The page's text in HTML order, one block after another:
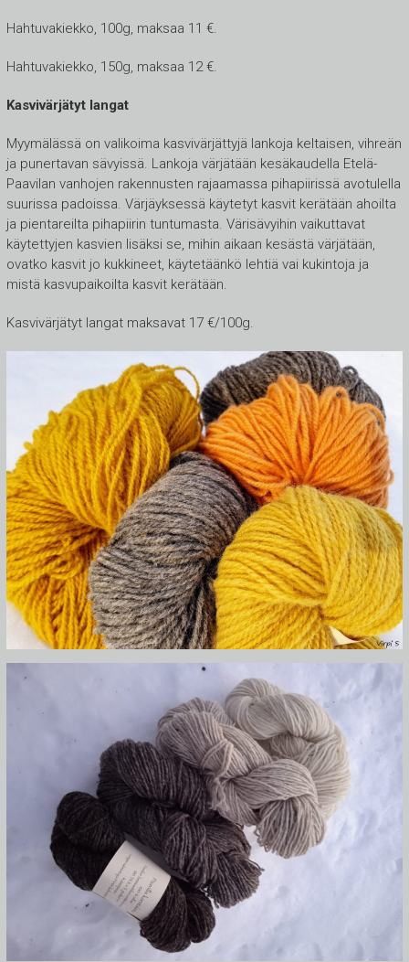
Hahtuvakiekko, 100g, maksaa 11 €.
Hahtuvakiekko, 150g, maksaa 12 €.
Kasvivärjätyt langat
Myymälässä on valikoima kasvivärjättyjä lankoja keltaisen, vihreän
ja punertavan sävyissä. Lankoja värjätään kesäkaudella Etelä-
Paavilan vanhojen rakennusten rajaamassa pihapiirissä avotulella
suurissa padoissa. Värjäyksessä käytetyt kasvit kerätään ahoilta
ja pientareilta pihapiirin tuntumasta. Värisävyihin vaikuttavat
käytettyjen kasvien lisäksi se, mihin aikaan kesästä värjätään,
ovatko kasvit jo kukkineet, käytetäänkö lehtiä vai kukintoja ja
mistä kasvupaikoilta kasvit kerätään.
Kasvivärjätyt langat maksavat 17 €/100g.